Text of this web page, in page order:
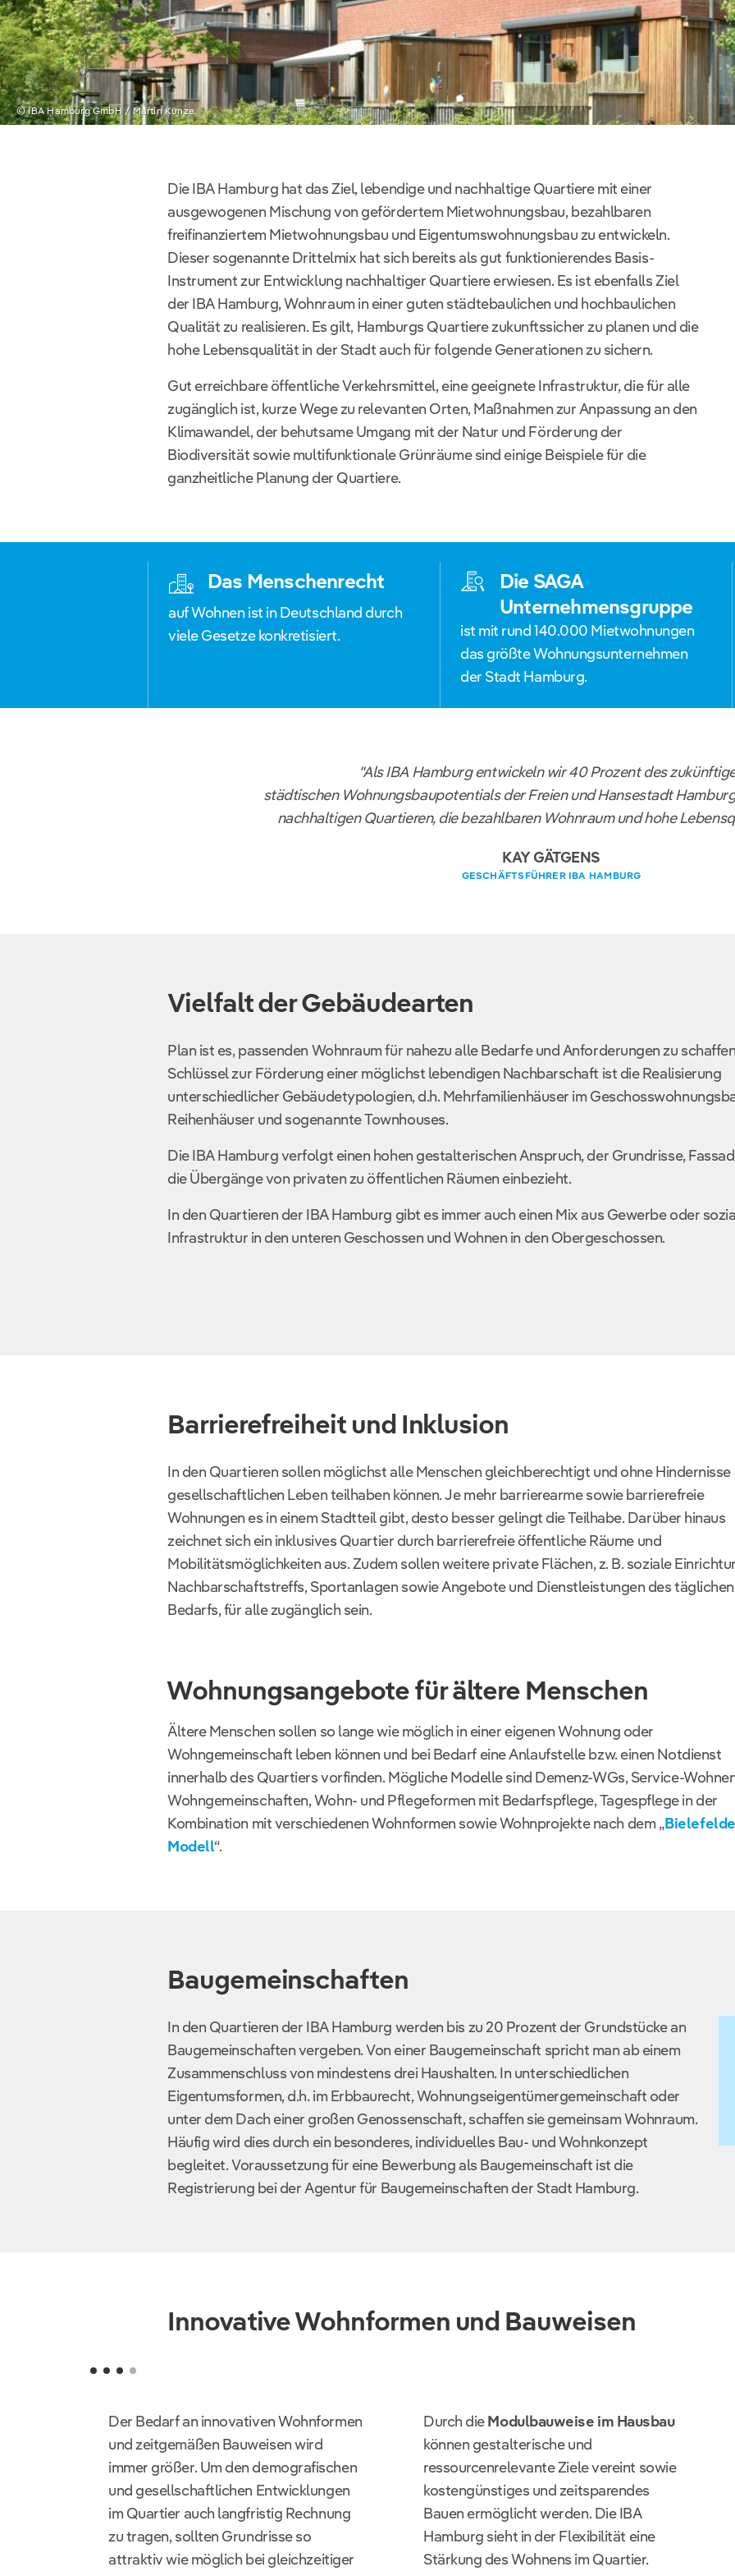
© IBA Hamburg GmbH / Martin Kunze
Die IBA Hamburg hat das Ziel, lebendige und nachhaltige Quartiere mit einer
ausgewogenen Mischung von gefördertem Mietwohnungsbau, bezahlbaren
freifinanziertem Mietwohnungsbau und Eigentumswohnungsbau zu entwickeln.
Dieser sogenannte Drittelmix hat sich bereits als gut funktionierendes Basis-
Instrument zur Entwicklung nachhaltiger Quartiere erwiesen. Es ist ebenfalls Ziel
der IBA Hamburg, Wohnraum in einer guten städtebaulichen und hochbaulichen
Qualität zu realisieren. Es gilt, Hamburgs Quartiere zukunftssicher zu planen und die
hohe Lebensqualität in der Stadt auch für folgende Generationen zu sichern.
Gut erreichbare öffentliche Verkehrsmittel, eine geeignete Infrastruktur, die für alle
zugänglich ist, kurze Wege zu relevanten Orten, Maßnahmen zur Anpassung an den
Klimawandel, der behutsame Umgang mit der Natur und Förderung der
Biodiversität sowie multifunktionale Grünräume sind einige Beispiele für die
ganzheitliche Planung der Quartiere.
Das Menschenrecht
auf Wohnen ist in Deutschland durch
viele Gesetze konkretisiert.
Die SAGA
Unternehmensgruppe
ist mit rund 140.000 Mietwohnungen
das größte Wohnungsunternehmen
der Stadt Hamburg.
"Als IBA Hamburg entwickeln wir 40 Prozent des
städtischen Wohnungsbaupotentials der Freien und Hansestadt
nachhaltigen Quartieren, die bezahlbaren Wohnraum und hohe
KAY GÄTGENS
GESCHÄFTSFÜHRER IBA HAMBURG
Vielfalt der Gebäudearten
Plan ist es, passenden Wohnraum für nahezu alle Bedarfe und Anforderungen zu
Schlüssel zur Förderung einer möglichst lebendigen Nachbarschaft ist die Realisierung
unterschiedlicher Gebäudetypologien, d.h. Mehrfamilienhäuser im
Reihenhäuser und sogenannte Townhouses.
Die IBA Hamburg verfolgt einen hohen gestalterischen Anspruch, der Grundrisse,
die Übergänge von privaten zu öffentlichen Räumen einbezieht.
In den Quartieren der IBA Hamburg gibt es immer auch einen Mix aus Gewerbe oder
Infrastruktur in den unteren Geschossen und Wohnen in den Obergeschossen.
Barrierefreiheit und Inklusion
In den Quartieren sollen möglichst alle Menschen gleichberechtigt und ohne Hindernisse
gesellschaftlichen Leben teilhaben können. Je mehr barrierearme sowie barrierefreie
Wohnungen es in einem Stadtteil gibt, desto besser gelingt die Teilhabe. Darüber hinaus
zeichnet sich ein inklusives Quartier durch barrierefreie öffentliche Räume und
Mobilitätsmöglichkeiten aus. Zudem sollen weitere private Flächen, z. B. soziale
Nachbarschaftstreffs, Sportanlagen sowie Angebote und Dienstleistungen des täglichen
Bedarfs, für alle zugänglich sein.
Wohnungsangebote für ältere Menschen
Ältere Menschen sollen so lange wie möglich in einer eigenen Wohnung oder
Wohngemeinschaft leben können und bei Bedarf eine Anlaufstelle bzw. einen Notdienst
innerhalb des Quartiers vorfinden. Mögliche Modelle sind Demenz-WGs, Service-
Wohngemeinschaften, Wohn- und Pflegeformen mit Bedarfspflege, Tagespflege in der
Kombination mit verschiedenen Wohnformen sowie Wohnprojekte nach dem „
Modell“.
Baugemeinschaften
In den Quartieren der IBA Hamburg werden bis zu 20 Prozent der Grundstücke an
Baugemeinschaften vergeben. Von einer Baugemeinschaft spricht man ab einem
Zusammenschluss von mindestens drei Haushalten. In unterschiedlichen
Eigentumsformen, d.h. im Erbbaurecht, Wohnungseigentümergemeinschaft oder
unter dem Dach einer großen Genossenschaft, schaffen sie gemeinsam Wohnraum.
Häufig wird dies durch ein besonderes, individuelles Bau- und Wohnkonzept
begleitet. Voraussetzung für eine Bewerbung als Baugemeinschaft ist die
Registrierung bei der Agentur für Baugemeinschaften der Stadt Hamburg.
Innovative Wohnformen und Bauweisen
Der Bedarf an innovativen Wohnformen
und zeitgemäßen Bauweisen wird
immer größer. Um den demografischen
und gesellschaftlichen Entwicklungen
im Quartier auch langfristig Rechnung
zu tragen, sollten Grundrisse so
attraktiv wie möglich bei gleichzeitiger
Durch dieModulbauweise im Hausbau
können gestalterische und
ressourcenrelevante Ziele vereint sowie
kostengünstiges und zeitsparendes
Bauen ermöglicht werden. Die IBA
Hamburg sieht in der Flexibilität eine
Stärkung des Wohnens im Quartier.